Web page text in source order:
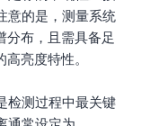
意的是，测量系统
分布，且需具备足
亮度特性。
检测过程中最关键